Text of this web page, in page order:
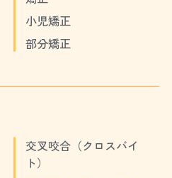
小児矯正
部分矯正
交叉咬合（クロスバイ
ト）